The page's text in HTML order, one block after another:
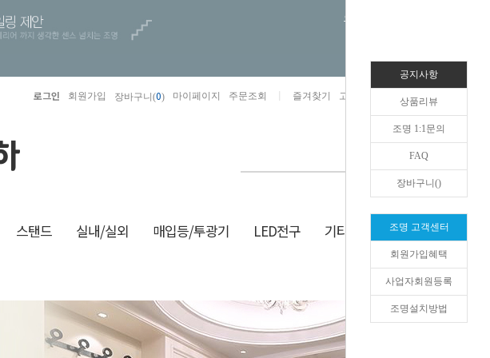
오늘하루 열지않음
로그인 회원가입 장바구니(0) 마이페이지 주문조회 즐겨찾기 고객센터 카카오톡채널/상담
스탠드 실내/실외 매입등/투광기 LED전구 기타/잡화 생활/건강
현관/센서>직부등
공지사항
상품리뷰
조명 1:1문의
FAQ
장바구니()
조명 고객센터
회원가입혜택
사업자회원등록
조명설치방법